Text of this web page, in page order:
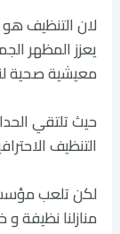
لان التنظيف
يعزز المظهر
معيشية صحية
حيث تلتقي
التنظيف
لكن تلعب
منازلنا نظيفة